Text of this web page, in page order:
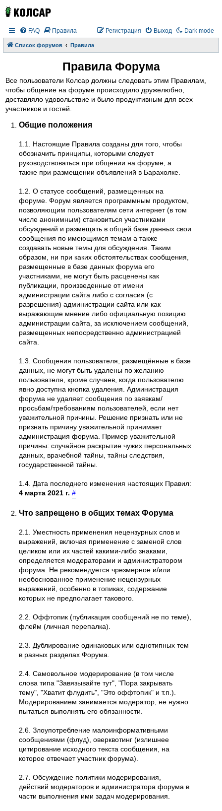
Dark mode
FAQ Правила Выход
Регистрация
Список форумов Правила
Правила Форума
Все пользователи Колсар должны следовать этим Правилам,
чтобы общение на форуме происходило дружелюбно,
доставляло удовольствие и было продуктивным для всех
участников и гостей.
Общие положения
1.1. Настоящие Правила созданы для того, чтобы
обозначить принципы, которыми следует
руководствоваться при общении на форуме, а
также при размещении объявлений в Барахолке.
1.2. О статусе сообщений, размещенных на
форуме. Форум является программным продуктом,
позволяющим пользователям сети интернет (в том
числе анонимным) становиться участниками
обсуждений и размещать в общей базе данных свои
сообщения по имеющимся темам а также
создавать новые темы для обсуждения. Таким
образом, ни при каких обстоятельствах сообщения,
размещенные в базе данных форума его
участниками, не могут быть расценены как
публикации, произведенные от имени
администрации сайта либо с согласия (с
разрешения) администрации сайта или как
выражающие мнение либо официальную позицию
администрации сайта, за исключением сообщений,
размещенных непосредственно администрацией
сайта.
1.3. Сообщения пользователя, размещённые в базе
данных, не могут быть удалены по желанию
пользователя, кроме случаев, когда пользователю
явно доступна кнопка удаления. Администрация
форума не удаляет сообщения по заявкам/
просьбам/требованиям пользователей, если нет
уважительной причины. Решение признать или не
признать причину уважительной принимает
администрация форума. Пример уважительной
причины: случайное раскрытие чужих персональных
данных, врачебной тайны, тайны следствия,
государственной тайны.
1.4. Дата последнего изменения настоящих Правил:
4 марта 2021 г. #
Что запрещено в общих темах Форума
2.1. Уместность применения нецензурных слов и
выражений, включая применение с заменой слов
целиком или их частей какими-либо знаками,
определяется модераторами и администратором
форума. Не рекомендуется чрезмерное и/или
необоснованное применение нецензурных
выражений, особенно в топиках, содержание
которых не предполагает такового.
2.2. Оффтопик (публикация сообщений не по теме),
флейм (личная перепалка).
2.3. Дублирование одинаковых или однотипных тем
в разных разделах Форума.
2.4. Самовольное модеpиpование (в том числе
слова типа "Завязывайте тут", "Пора закрывать
тему", "Хватит флудить", "Это оффтопик" и т.п.).
Модерированием занимается модератор, не нужно
пытаться выполнять его обязанности.
2.6. Злоупотребление малоинформативными
сообщениями (флуд), оверквотинг (излишнее
цитирование исходного текста сообщения, на
которое отвечает участник форума).
2.7. Обсуждение политики модерирования,
действий модеpатоpов и администратора форума в
части выполнения ими задач модерирования.